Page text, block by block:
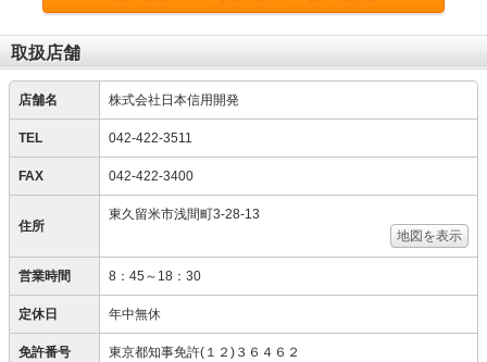
取扱店舗
店舗名 株式会社日本信用開発
TEL 042-422-3511
FAX 042-422-3400
住所
東久留米市浅間町3-28-13
地図を表示
営業時間 8：45～18：30
定休日 年中無休
免許番号 東京都知事免許(１２)３６４６２